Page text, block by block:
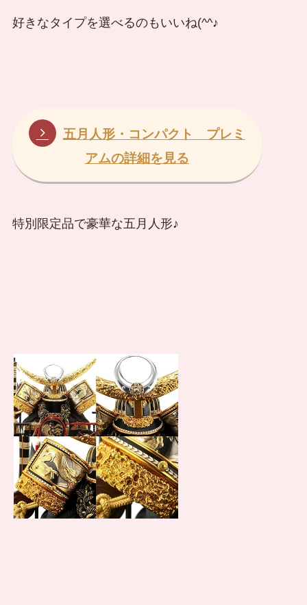
好きなタイプを選べるのもいいね(^^♪
五月人形・コンパクト プレミ
アムの詳細を見る
特別限定品で豪華な五月人形♪